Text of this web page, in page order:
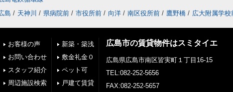
島 / 天神川 / 県病院前 / 市役所前 / 向洋 / 南区役所前 / 鷹野橋 / 広大附属学校
お客様の声
お問い合わせ
スタッフ紹介
周辺施設検索
新築・築浅
敷金礼金０
ペット可
戸建て賃貸
広島市の賃貸物件はスミタイエ
広島県広島市南区皆実町１丁目16-15
TEL:082-252-5656
FAX:082-252-5657